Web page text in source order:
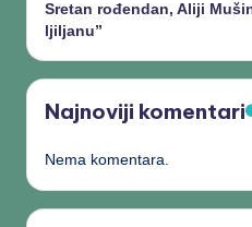
Sretan rođendan, Aliji
ljiljanu”
Najnoviji komentari
Nema komentara.